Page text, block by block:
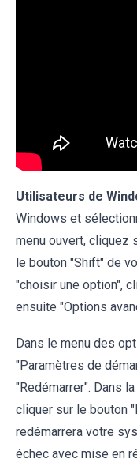
Utilisateurs de
Windows et
menu ouvert, cliquez
le bouton "Shift" de
"choisir une option",
ensuite "Options
Dans le menu des
"Paramètres de
"Redémarrer". Dans
cliquer sur le bouton
redémarrera votre
échec avec mise en